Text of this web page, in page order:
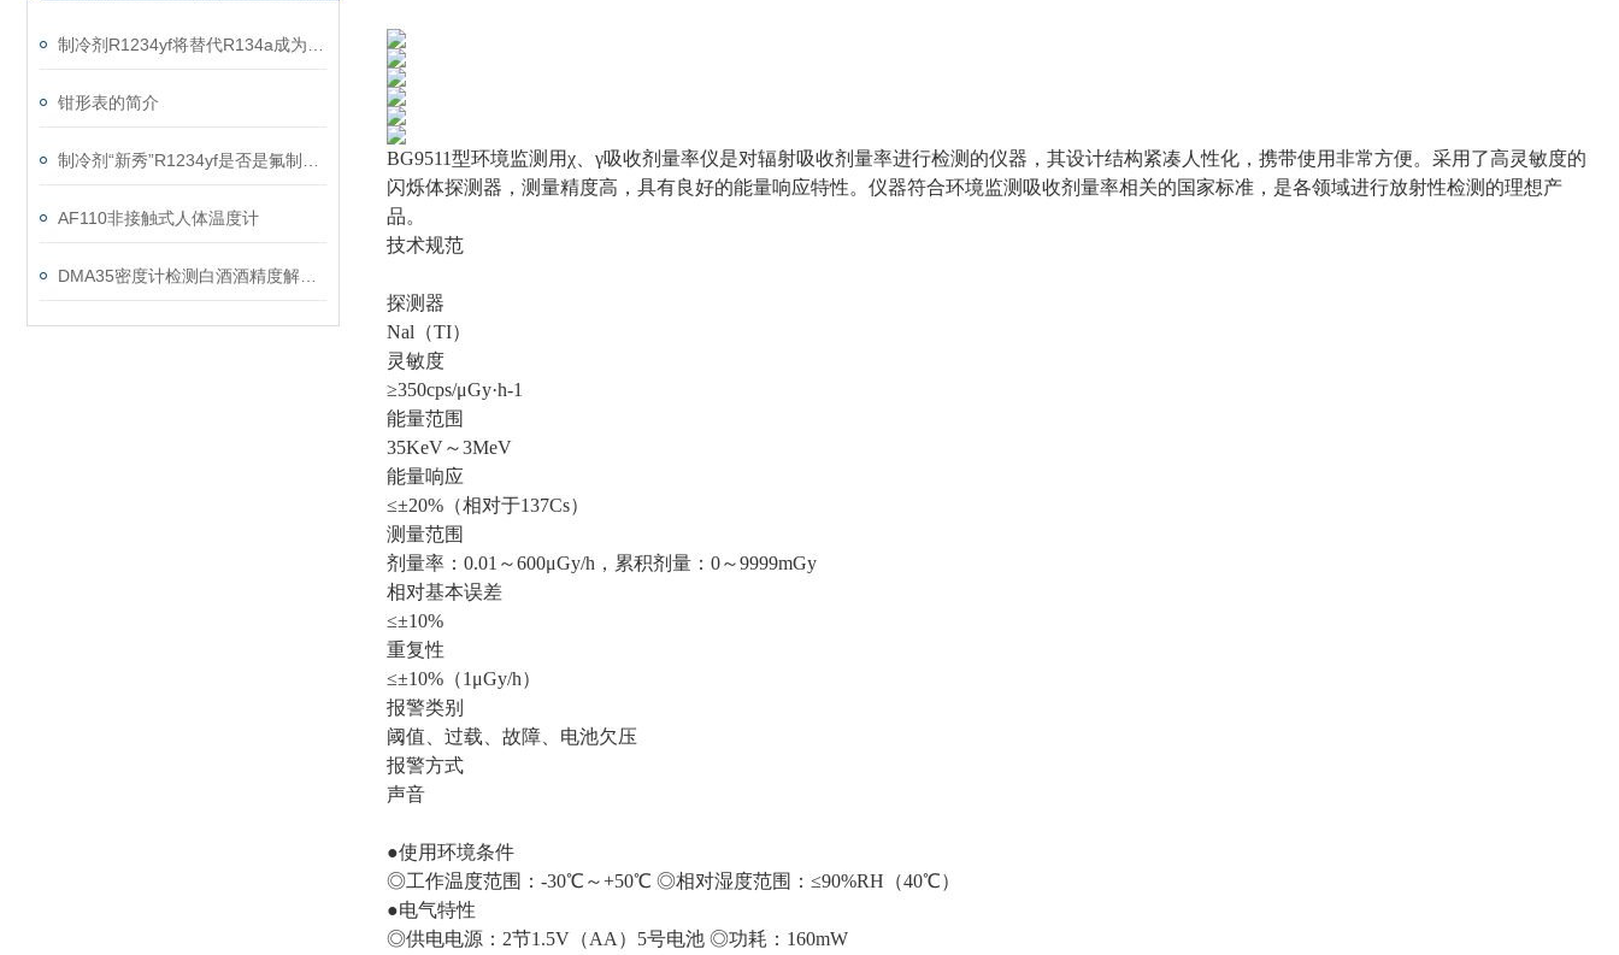
钳形表的简介
AF110非接触式人体温度计
BG9511型环境监测用χ、γ吸收剂量率仪是对辐射吸收剂量率进行检测的仪器，其设计结构紧凑人性化，携带使用非常方便。采用了高灵敏度的
闪烁体探测器，测量精度高，具有良好的能量响应特性。仪器符合环境监测吸收剂量率相关的国家标准，是各领域进行放射性检测的理想产
品。
技术规范
探测器
Nal（TI）
灵敏度
≥350cps/μGy·h-1
能量范围
35KeV～3MeV
能量响应
≤±20%（相对于137Cs）
测量范围
剂量率：0.01～600μGy/h，累积剂量：0～9999mGy
相对基本误差
≤±10%
重复性
≤±10%（1μGy/h）
报警类别
阈值、过载、故障、电池欠压
报警方式
声音
●使用环境条件
◎工作温度范围：-30℃～+50℃ ◎相对湿度范围：≤90%RH（40℃）
●电气特性
◎供电电源：2节1.5V（AA）5号电池 ◎功耗：160mW